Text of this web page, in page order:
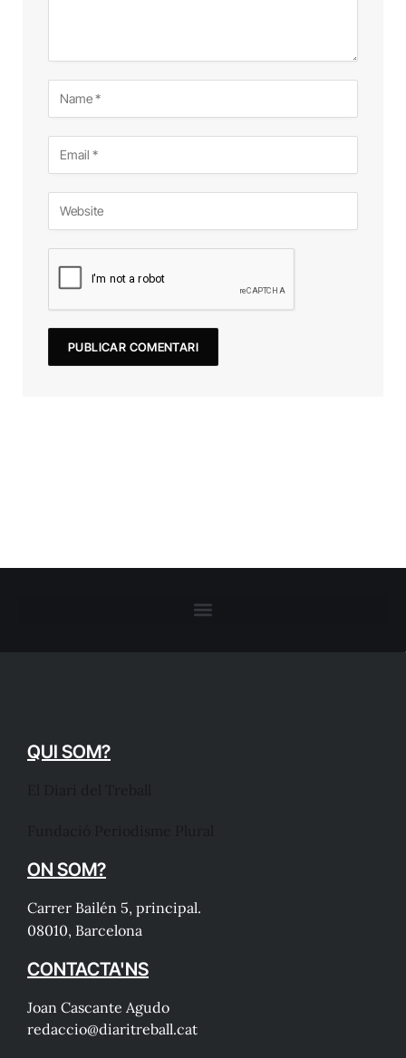
QUI SOM?
ON SOM?
Carrer Bailén 5, principal.
08010, Barcelona
CONTACTA'NS
Joan Cascante Agudo
redaccio@diaritreball.cat